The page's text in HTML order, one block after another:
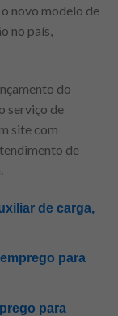
novo modelo de
no país,
do
serviço de
site com
de
de carga,
para
para